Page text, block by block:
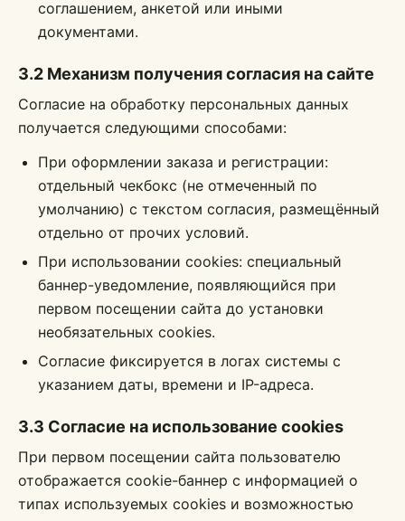
соглашением, анкетой или иными
документами.
3.2 Механизм получения согласия на сайте
Согласие на обработку персональных данных
получается следующими способами:
При оформлении заказа и регистрации:
отдельный чекбокс (не отмеченный по
умолчанию) с текстом согласия, размещённый
отдельно от прочих условий.
При использовании cookies: специальный
баннер-уведомление, появляющийся при
первом посещении сайта до установки
необязательных cookies.
Согласие фиксируется в логах системы с
указанием даты, времени и IP-адреса.
3.3 Согласие на использование cookies
При первом посещении сайта пользователю
отображается cookie-баннер с информацией о
типах используемых cookies и возможностью